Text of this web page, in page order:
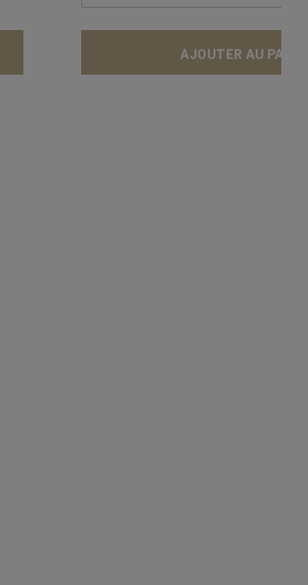
AJOUTER AU